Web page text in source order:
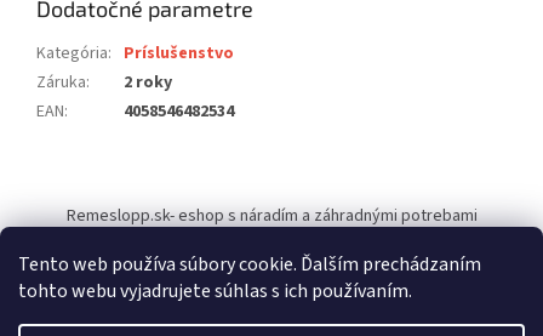
Tento web používa súbory cookie. Ďalším prechádzaním
tohto webu vyjadrujete súhlas s ich používaním.
Dodatočné parametre
Kategória: Príslušenstvo
Záruka:
2 roky
EAN: 4058546482534
p
Remeslopp.sk- eshop s náradím a záhradnými potrebami